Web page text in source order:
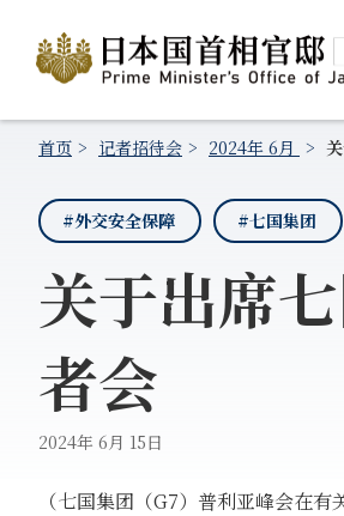
首页 记者招待会 2024年 6月
#外交安全保障 #七国集团
关于出席
者会
2024年 6月 15日
（七国集团（G7）普利亚峰会在